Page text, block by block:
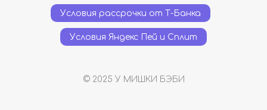
Условия рассрочки от Т-Банка
Условия Яндекс Пей и Сплит
© 2025 У МИШКИ БЭБИ